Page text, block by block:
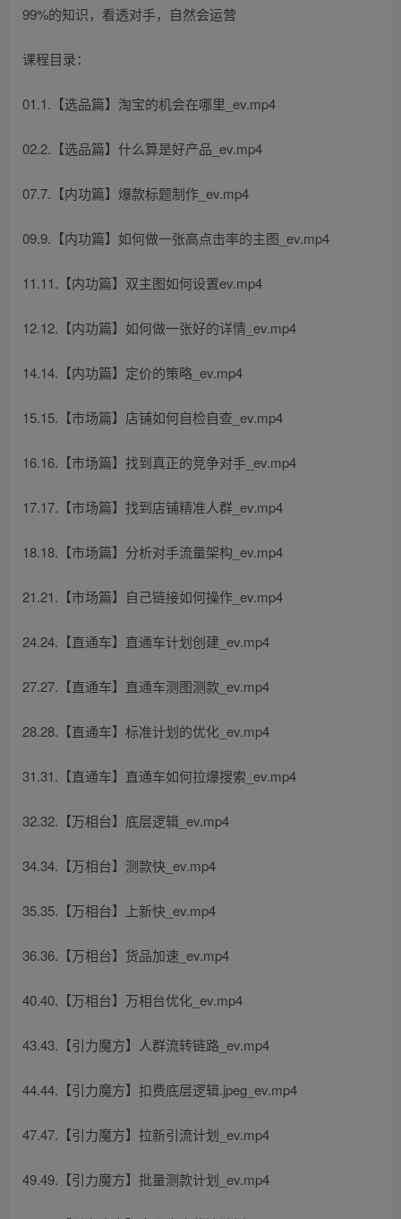
课程目录：
01.1.【选品篇】淘宝的机会在哪里_ev.mp4
02.2.【选品篇】什么算是好产品_ev.mp4
07.7.【内功篇】爆款标题制作_ev.mp4
09.9.【内功篇】如何做一张高点击率的主图_ev.mp4
11.11.【内功篇】双主图如何设置ev.mp4
12.12.【内功篇】如何做一张好的详情_ev.mp4
14.14.【内功篇】定价的策略_ev.mp4
15.15.【市场篇】店铺如何自检自查_ev.mp4
16.16.【市场篇】找到真正的竞争对手_ev.mp4
17.17.【市场篇】找到店铺精准人群_ev.mp4
18.18.【市场篇】分析对手流量架构_ev.mp4
21.21.【市场篇】自己链接如何操作_ev.mp4
24.24.【直通车】直通车计划创建_ev.mp4
27.27.【直通车】直通车测图测款_ev.mp4
28.28.【直通车】标准计划的优化_ev.mp4
31.31.【直通车】直通车如何拉爆搜索_ev.mp4
32.32.【万相台】底层逻辑_ev.mp4
34.34.【万相台】测款快_ev.mp4
35.35.【万相台】上新快_ev.mp4
36.36.【万相台】货品加速_ev.mp4
40.40.【万相台】万相台优化_ev.mp4
43.43.【引力魔方】人群流转链路_ev.mp4
44.44.【引力魔方】扣费底层逻辑.jpeg_ev.mp4
47.47.【引力魔方】拉新引流计划_ev.mp4
49.49.【引力魔方】批量测款计划_ev.mp4